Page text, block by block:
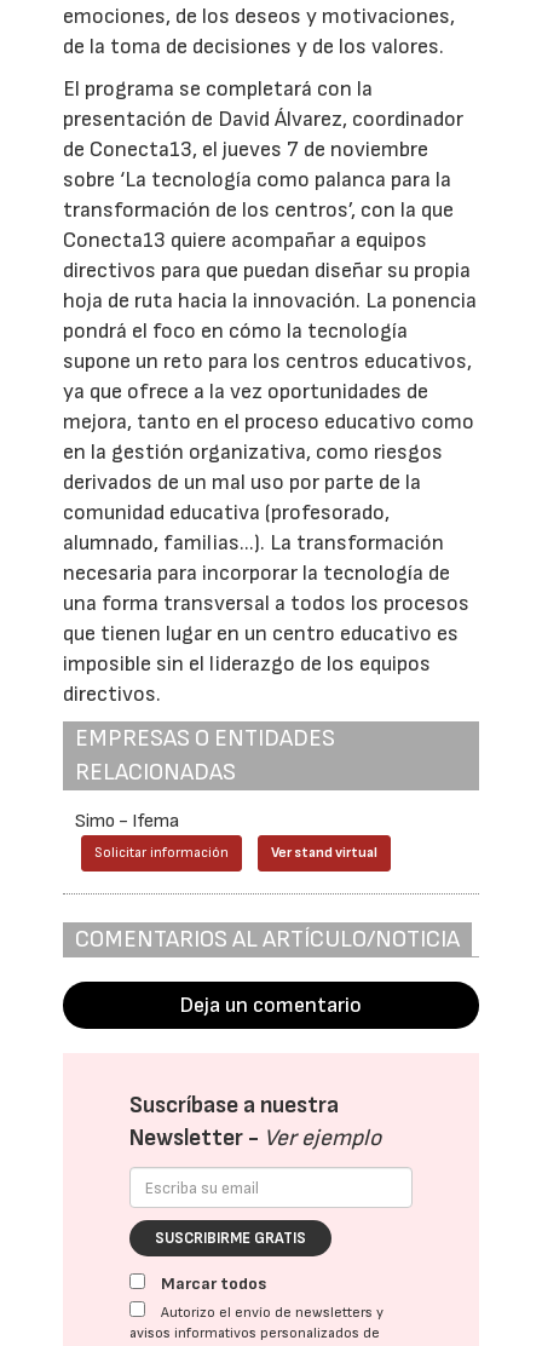
emociones, de los deseos y motivaciones,
de la toma de decisiones y de los valores.
El programa se completará con la
presentación de David Álvarez, coordinador
de Conecta13, el jueves 7 de noviembre
sobre ‘La tecnología como palanca para la
transformación de los centros’, con la que
Conecta13 quiere acompañar a equipos
directivos para que puedan diseñar su propia
hoja de ruta hacia la innovación. La ponencia
pondrá el foco en cómo la tecnología
supone un reto para los centros educativos,
ya que ofrece a la vez oportunidades de
mejora, tanto en el proceso educativo como
en la gestión organizativa, como riesgos
derivados de un mal uso por parte de la
comunidad educativa (profesorado,
alumnado, familias...). La transformación
necesaria para incorporar la tecnología de
una forma transversal a todos los procesos
que tienen lugar en un centro educativo es
imposible sin el liderazgo de los equipos
directivos.
EMPRESAS O ENTIDADES
RELACIONADAS
Simo - Ifema
Solicitar información Ver stand virtual
COMENTARIOS AL ARTÍCULO/NOTICIA
Deja un comentario
Suscríbase a nuestra
Newsletter - Ver ejemplo
SUSCRIBIRME GRATIS
Marcar todos
Autorizo el envío de newsletters y
avisos informativos personalizados de